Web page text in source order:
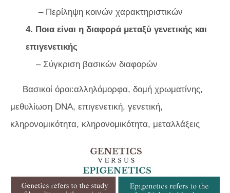
– Περίληψη κοινών χαρακτηριστικών
4. Ποια είναι η διαφορά μεταξύ γενετικής και
επιγενετικής
– Σύγκριση βασικών διαφορών
Βασικοί όροι:αλληλόμορφα, δομή χρωματίνης,
μεθυλίωση DNA, επιγενετική, γενετική,
κληρονομικότητα, κληρονομικότητα, μεταλλάξεις